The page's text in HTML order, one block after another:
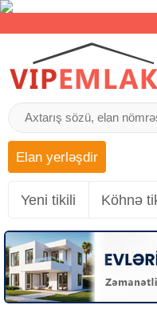
Elan yerləşdir
Yeni tikili Köhnə